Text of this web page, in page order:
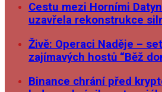
Cestu mezi Horními
uzavřela rekonstrukce
Živě: Operaci Naděje –
zajímavých hostů “Běž
Binance chrání před